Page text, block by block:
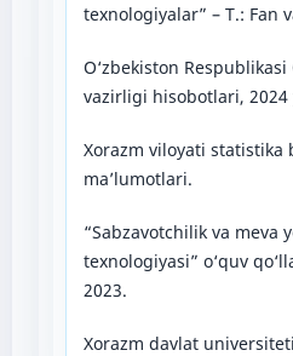
texnologiyalar” – T.: Fan
O‘zbekiston
vazirligi hisobotlari, 2024
Xorazm viloyati statistika
ma’lumotlari.
“Sabzavotchilik va meva
texnologiyasi” o‘quv
2023.
Xorazm davlat